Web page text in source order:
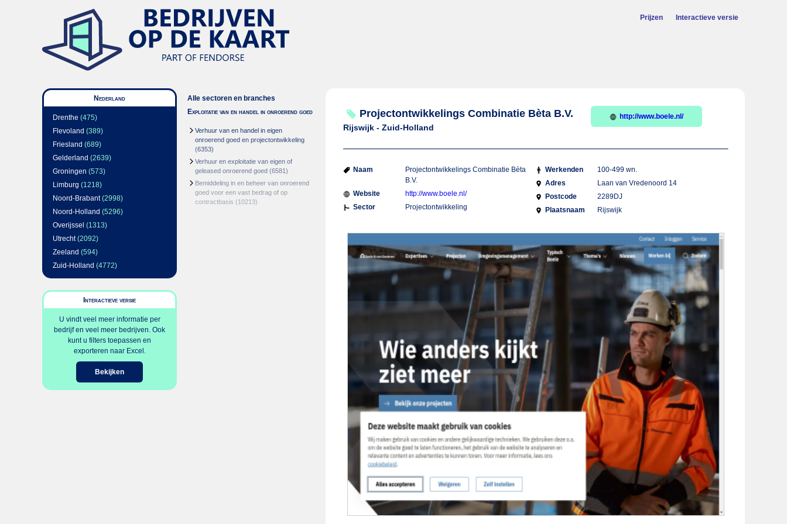
Prijzen Interactieve versie
Nederland
Drenthe (475)
Flevoland (389)
Friesland (689)
Gelderland (2639)
Groningen (573)
Limburg (1218)
Noord-Brabant(2998)
Noord-Holland (5296)
Overijssel (1313)
Utrecht(2092)
Zeeland (594)
Zuid-Holland (4772)
Interactieve versie
U vindt veel meer informatie per
bedrijf en veel meer bedrijven. Ook
kunt u filters toepassen en
exporteren naar Excel.
Bekijken
Alle sectoren en branches
Exploitatie van en handel in onroerend goed
Verhuur van en handel in eigen
onroerend goed en projectontwikkeling
(6353)
Verhuur en exploitatie van eigen of
geleased onroerend goed (6581)
Bemiddeling in en beheer van onroerend
goed voor een vast bedrag of op
contractbasis (10213)
Projectontwikkelings Combinatie Bèta B.V.
Rijswijk - Zuid-Holland
http://www.boele.nl/
Naam
Projectontwikkelings Combinatie Bèta
B.V.
Website
http://www.boele.nl/
Sector
Projectontwikkeling
Werkenden
100-499 wn.
Adres
Laan van Vredenoord 14
Postcode
2289DJ
Plaatsnaam
Rijswijk